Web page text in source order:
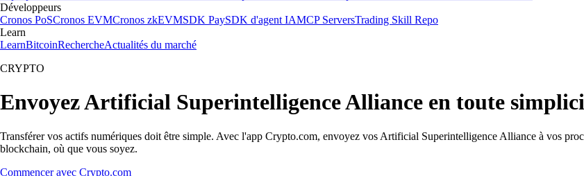
Développeurs
Cronos PoSCronos EVMCronos zkEVMSDK PaySDK d'agent IAMCP ServersTrading Skill Repo
Learn
LearnBitcoinRechercheActualités du marché
CRYPTO
Envoyez Artificial Superintelligence Alliance en toute
Transférer vos actifs numériques doit être simple. Avec l'app Crypto.com, envoyez vos Artificial Superintelligence Alliance à vos
blockchain, où que vous soyez.
Commencer avec Crypto.com